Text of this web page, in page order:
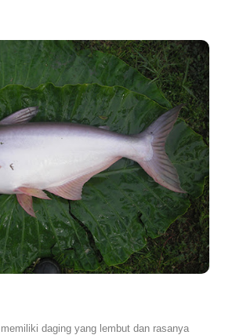
daging yang lembut dan rasanya